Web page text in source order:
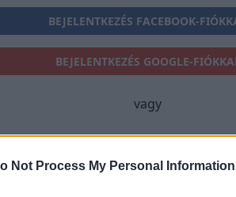
Not Process My Personal Information
BEJELENTKEZÉS FACEBOOK-
BEJELENTKEZÉS GOOGLE-
vagy
mail-cím